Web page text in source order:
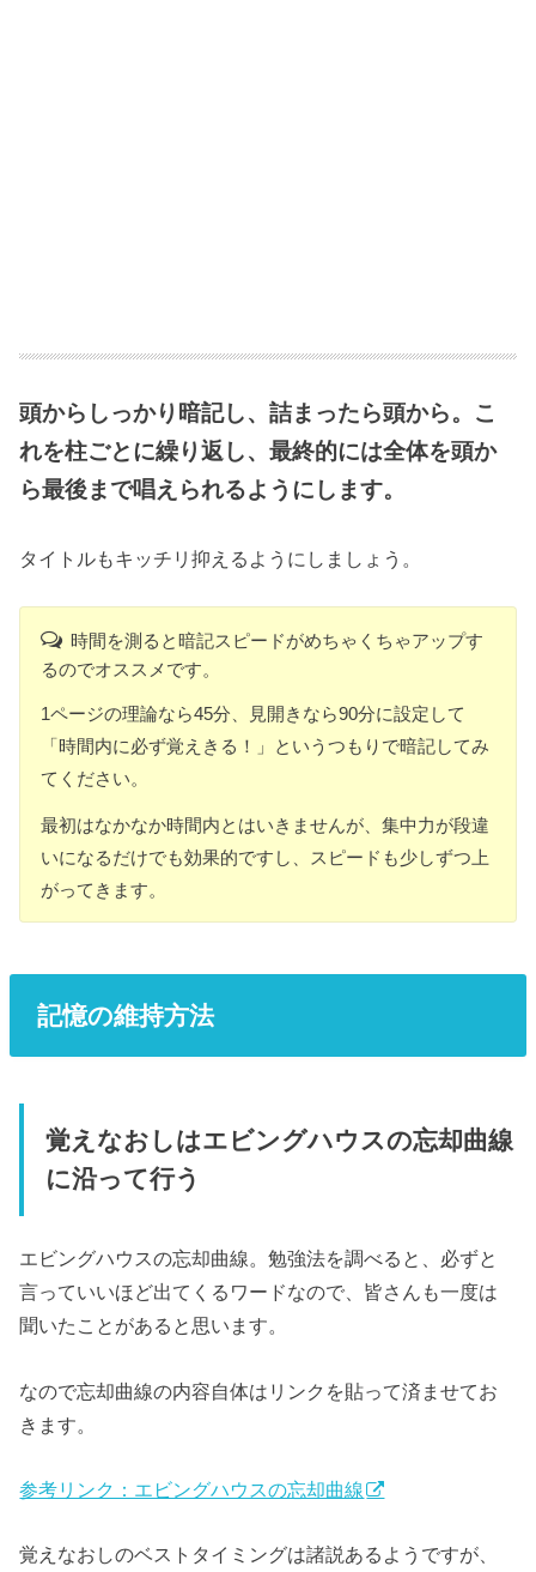
頭からしっかり暗記し、詰まったら頭から。こ
れを柱ごとに繰り返し、最終的には全体を頭か
ら最後まで唱えられるようにします。
タイトルもキッチリ抑えるようにしましょう。
時間を測ると暗記スピードがめちゃくちゃアップす
るのでオススメです。
1ページの理論なら45分、見開きなら90分に設定して
「時間内に必ず覚えきる！」というつもりで暗記してみ
てください。
最初はなかなか時間内とはいきませんが、集中力が段違
いになるだけでも効果的ですし、スピードも少しずつ上
がってきます。
記憶の維持方法
覚えなおしはエビングハウスの忘却曲線
に沿って行う
エビングハウスの忘却曲線。勉強法を調べると、必ずと
言っていいほど出てくるワードなので、皆さんも一度は
聞いたことがあると思います。
なので忘却曲線の内容自体はリンクを貼って済ませてお
きます。
参考リンク：エビングハウスの忘却曲線
覚えなおしのベストタイミングは諸説あるようですが、